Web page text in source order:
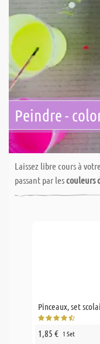
Peindre -
Laissez libre cours à
passant par lescouleurs
Pinceaux, set
1,85 € 1 Set